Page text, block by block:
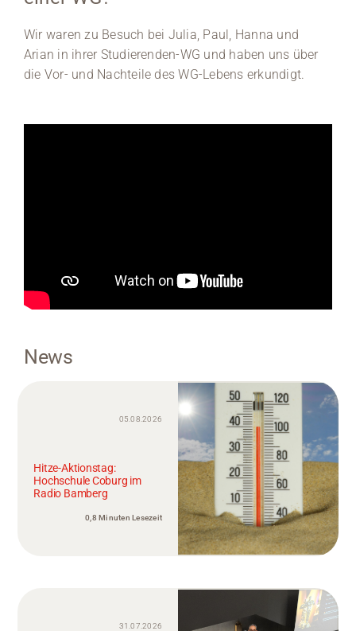
Wir waren zu Besuch bei Julia, Paul, Hanna und
Arian in ihrer Studierenden-WG und haben uns über
die Vor- und Nachteile des WG-Lebens erkundigt.
News
05.08.2026
Hitze-Aktionstag:
Hochschule Coburg im
Radio Bamberg
0,8 Minuten Lesezeit
31.07.2026